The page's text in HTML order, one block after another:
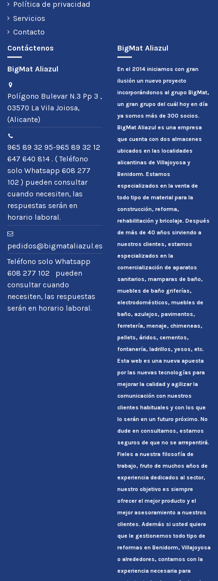
Política de privacidad
Servicios
Contacto
Contáctenos
BigMat Aliazul
Polígono Bulevar N.3 Pp 3 ,
03570 La Vila Joiosa,
(Alicante)
965 89 32 95-965 89 32 12
647 640 814 . ( Teléfono
solo Whatsapp 608 277
102 ) pueden consultar
cuando necesiten, las
respuestas serán en
horario laboral.
pedidos@bigmataliazul.es
Teléfono solo Whatsapp
608 277 102 pueden
consultar cuando
necesiten, las respuestas
serán en horario laboral.
BigMat Aliazul
En el 2014 iniciamos con gran
ilusión un nuevo proyecto
incorporándonos al grupo BigMat,
un gran grupo del cuál hoy en día
ya somos más de 300 socios.
BigMat Aliazul es una empresa
que cuenta con dos almacenes
ubicados en las localidades
alicantinas de Villajoyosa y
Benidorm. Estamos
especializados en la venta de
todo tipo de material para la
construcción, reforma,
rehabilitación y bricolaje. Después
de más de 40 años sirviendo a
nuestros clientes, estamos
especializados en la
comercialización de aparatos
sanitarios, mamparas de baño,
muebles de baño griferías,
electrodomésticos, muebles de
baño, azulejos, pavimentos,
ferretería, menaje, chimeneas,
pellets, áridos, cementos,
fontanería, ladrillos, yesos, etc.
Esta web es una nueva apuesta
por las nuevas tecnologías para
mejorar la calidad y agilizar la
comunicación con nuestros
clientes habituales y con los que
lo serán en un futuro próximo. No
dude en consultarnos, estamos
seguros de que no se arrepentirá.
Fieles a nuestra filosofía de
trabajo, fruto de muchos años de
experiencia dedicados al sector,
nuestro objetivo es siempre
ofrecer el mejor producto y el
mejor asesoramiento a nuestros
clientes. Además si usted quiere
que le gestionemos todo tipo de
reformas en Benidorm, Villajoyosa
o alrededores, contamos con la
experiencia necesaria para